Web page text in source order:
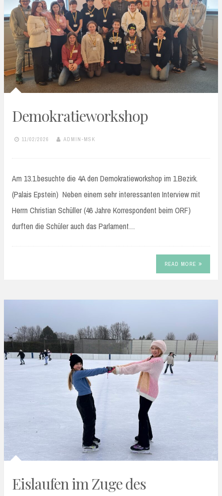
Demokratieworkshop
11/02/2026 ADMIN-MSK
Am 13.1.besuchte die 4A den Demokratieworkshop im 1.Bezirk.
(Palais Epstein) Neben einem sehr interessanten Interview mit
Herrn Christian Schüller (46 Jahre Korrespondent beim ORF)
durften die Schüler auch das Parlament…
READ MORE
Eislaufen im Zuge des